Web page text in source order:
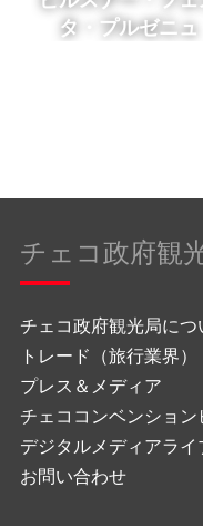
タ・プルゼニュ
チェコ政府観
チェコ政府観光局につ
トレード（旅行業界）
プレス＆メディア
チェココンベンション
デジタルメディアライ
お問い合わせ